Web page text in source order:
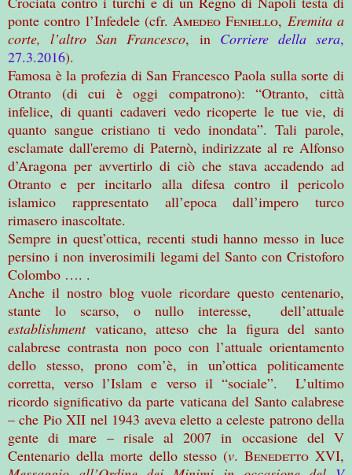
ponte contro l’Infedele (cfr.Amedeo Feniello, Eremita a
corte, l’altro San Francesco, in Corriere della sera,
27.3.2016).
Famosa è la profezia di San Francesco Paola sulla sorte di
Otranto (di cui è oggi compatrono): “Otranto, città
infelice, di quanti cadaveri vedo ricoperte le tue vie, di
quanto sangue cristiano ti vedo inondata”. Tali parole,
esclamate dall'eremo di Paternò, indirizzate al re Alfonso
d’Aragona per avvertirlo di ciò che stava accadendo ad
Otranto e per incitarlo alla difesa contro il pericolo
islamico rappresentato all’epoca dall’impero turco
rimasero inascoltate.
Sempre in quest’ottica, recenti studi hanno messo in luce
persino i non inverosimili legami del Santo con Cristoforo
Colombo …. .
Anche il nostro blog vuole ricordare questo centenario,
stante lo scarso, o nullo interesse, dell’attuale
establishmentvaticano, atteso che la figura del santo
calabrese contrasta non poco con l’attuale orientamento
dello stesso, prono com’è, in un’ottica politicamente
corretta, verso l’Islam e verso il “sociale”. L’ultimo
ricordo significativo da parte vaticana del Santo calabrese
– che Pio XII nel 1943 aveva eletto a celeste patrono della
gente di mare – risale al 2007 in occasione del V
Centenario della morte dello stesso (v.Benedetto XVI,